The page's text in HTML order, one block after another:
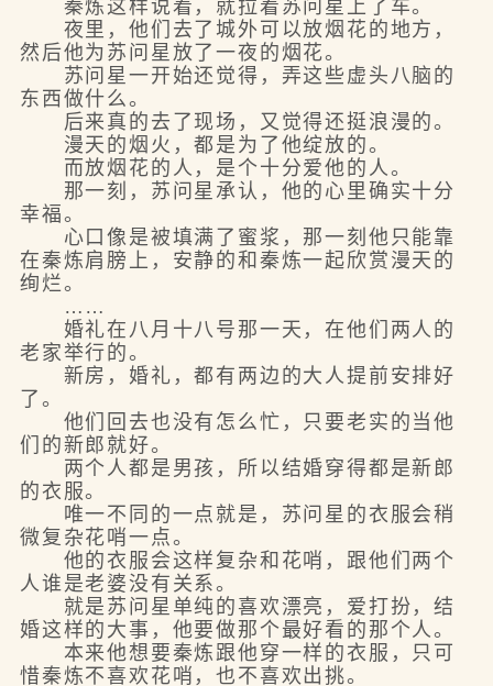
秦炼这样说着，就拉着苏问星上了车。
夜里，他们去了城外可以放烟花的地方，
然后他为苏问星放了一夜的烟花。
苏问星一开始还觉得，弄这些虚头八脑的
东西做什么。
后来真的去了现场，又觉得还挺浪漫的。
漫天的烟火，都是为了他绽放的。
而放烟花的人，是个十分爱他的人。
那一刻，苏问星承认，他的心里确实十分
幸福。
心口像是被填满了蜜浆，那一刻他只能靠
在秦炼肩膀上，安静的和秦炼一起欣赏漫天的
绚烂。
……
婚礼在八月十八号那一天，在他们两人的
老家举行的。
新房，婚礼，都有两边的大人提前安排好
了。
他们回去也没有怎么忙，只要老实的当他
们的新郎就好。
两个人都是男孩，所以结婚穿得都是新郎
的衣服。
唯一不同的一点就是，苏问星的衣服会稍
微复杂花哨一点。
他的衣服会这样复杂和花哨，跟他们两个
人谁是老婆没有关系。
就是苏问星单纯的喜欢漂亮，爱打扮，结
婚这样的大事，他要做那个最好看的那个人。
本来他想要秦炼跟他穿一样的衣服，只可
惜秦炼不喜欢花哨，也不喜欢出挑。